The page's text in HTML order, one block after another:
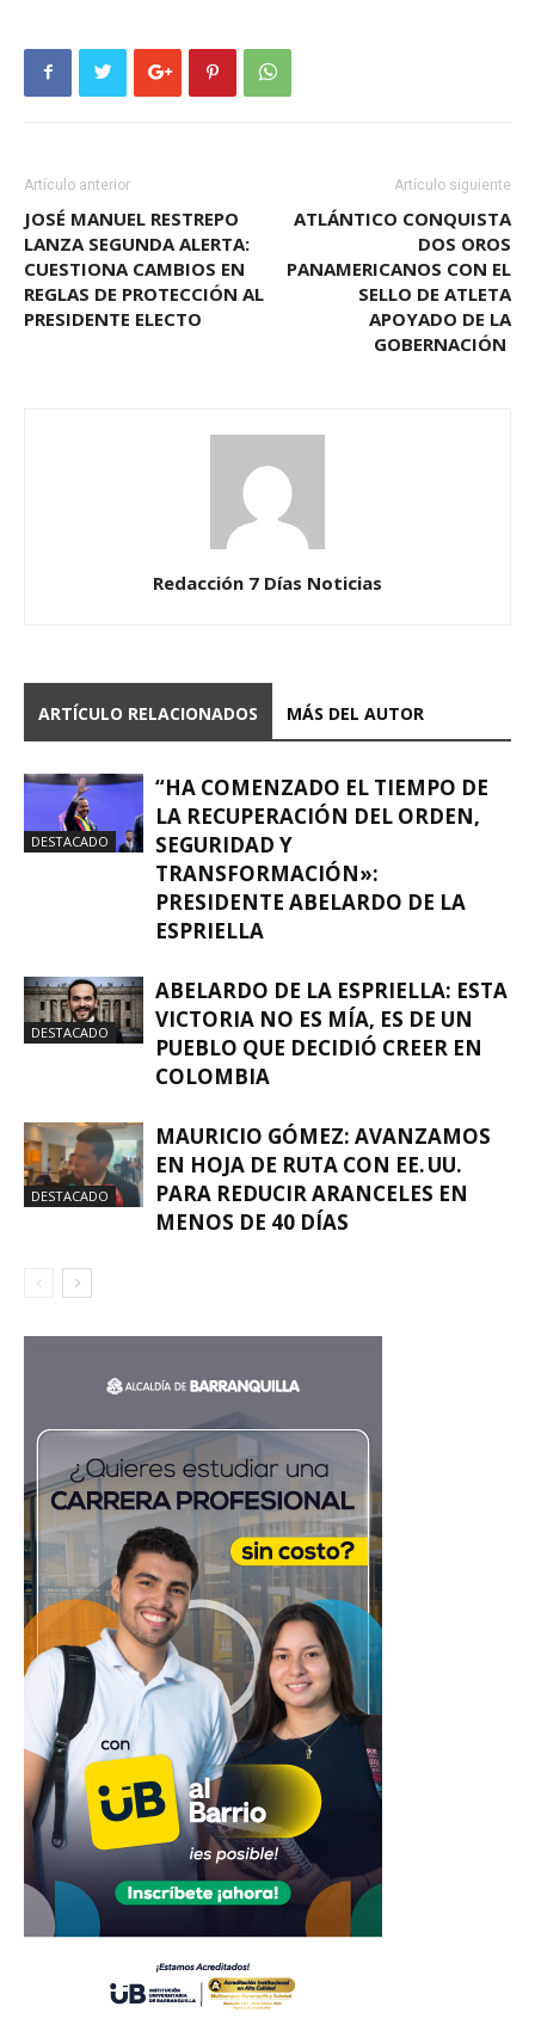
Artículo anterior
JOSÉ MANUEL RESTREPO
LANZA SEGUNDA ALERTA:
CUESTIONA CAMBIOS EN
REGLAS DE PROTECCIÓN AL
PRESIDENTE ELECTO
Artículo siguiente
ATLÁNTICO CONQUISTA
DOS OROS
PANAMERICANOS CON EL
SELLO DE ATLETA
APOYADO DE LA
GOBERNACIÓN
Redacción 7 Días Noticias
ARTÍCULO RELACIONADOS MÁS DEL AUTOR
DESTACADO
“HA COMENZADO EL TIEMPO DE
LA RECUPERACIÓN DEL ORDEN,
SEGURIDAD Y
TRANSFORMACIÓN»:
PRESIDENTE ABELARDO DE LA
ESPRIELLA
DESTACADO
ABELARDO DE LA ESPRIELLA: ESTA
VICTORIA NO ES MÍA, ES DE UN
PUEBLO QUE DECIDIÓ CREER EN
COLOMBIA
DESTACADO
MAURICIO GÓMEZ: AVANZAMOS
EN HOJA DE RUTA CON EE. UU.
PARA REDUCIR ARANCELES EN
MENOS DE 40 DÍAS